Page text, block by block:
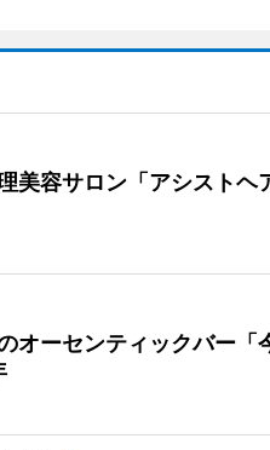
美容サロン「アシストヘ
オーセンティックバー「